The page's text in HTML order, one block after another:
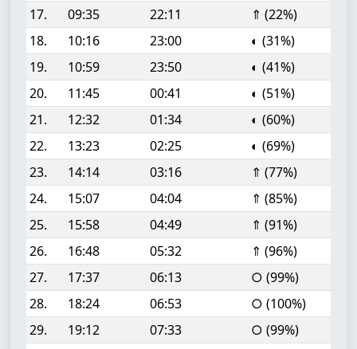
17.
09:35 22:11
⇑ (22%)
18.
10:16 23:00
◐ (31%)
19.
10:59 23:50
◐ (41%)
20.
11:45 00:41
◐ (51%)
21.
12:32 01:34
◐ (60%)
22.
13:23 02:25
◐ (69%)
23.
14:14 03:16
⇑ (77%)
24.
15:07 04:04
⇑ (85%)
25.
15:58 04:49
⇑ (91%)
26.
16:48 05:32
⇑ (96%)
27.
17:37 06:13
○ (99%)
28.
18:24 06:53
○ (100%)
29.
19:12 07:33
○ (99%)